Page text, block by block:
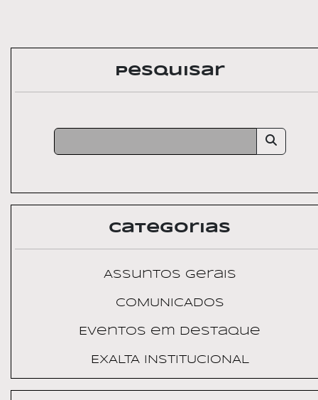
Pesquisar
Categorias
Assuntos Gerais
COMUNICADOS
Eventos em Destaque
EXALTA INSTITUCIONAL